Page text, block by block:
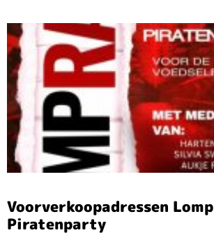
Voorverkoopadressen Lomp
Piratenparty